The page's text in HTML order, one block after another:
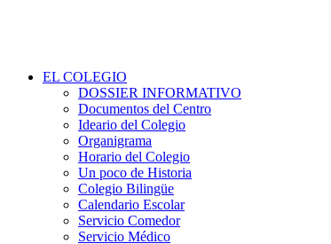
EL COLEGIO
DOSSIER INFORMATIVO
Documentos del Centro
Ideario del Colegio
Organigrama
Horario del Colegio
Un poco de Historia
Colegio Bilingüe
Calendario Escolar
Servicio Comedor
Servicio Médico